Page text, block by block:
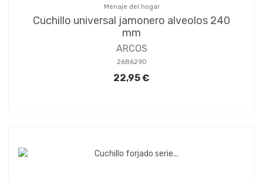
Menaje del hogar
Cuchillo universal jamonero alveolos 240
mm
ARCOS
2686290
22,95 €